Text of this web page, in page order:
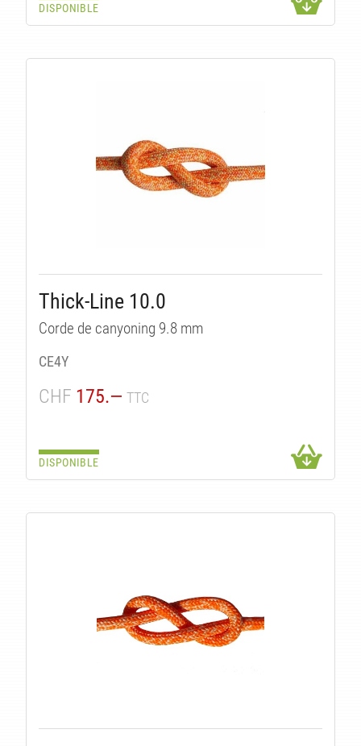
DISPONIBLE
Thick-Line 10.0
Corde de canyoning 9.8 mm
CE4Y
CHF 175.— TTC
DISPONIBLE